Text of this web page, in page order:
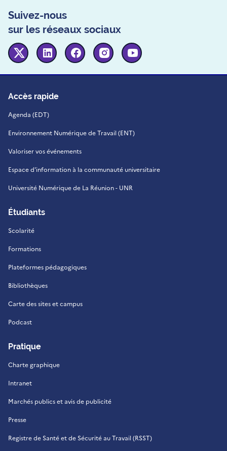
Suivez-nous
sur les réseaux sociaux
Twitter Linkedin FacebookInstagram
Accès rapide
Agenda (EDT)
Environnement Numérique de Travail (ENT)
Valoriser vos événements
Espace d'information à la communauté universitaire
Université Numérique de La Réunion - UNR
Étudiants
Scolarité
Formations
Plateformes pédagogiques
Bibliothèques
Carte des sites et campus
Podcast
Pratique
Charte graphique
Intranet
Marchés publics et avis de publicité
Presse
Registre de Santé et de Sécurité au Travail (RSST)